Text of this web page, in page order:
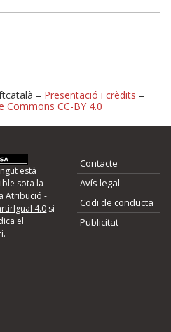
millores o
proposar alguna millora, ompliu els
o l'error del qual voleu informar-
*
– Presentació i crèdits –
Commons CC-BY 4.0
està
sota la
Atribució -
4.0 si
el
Contacte
Avís legal
Codi de conducta
Publicitat